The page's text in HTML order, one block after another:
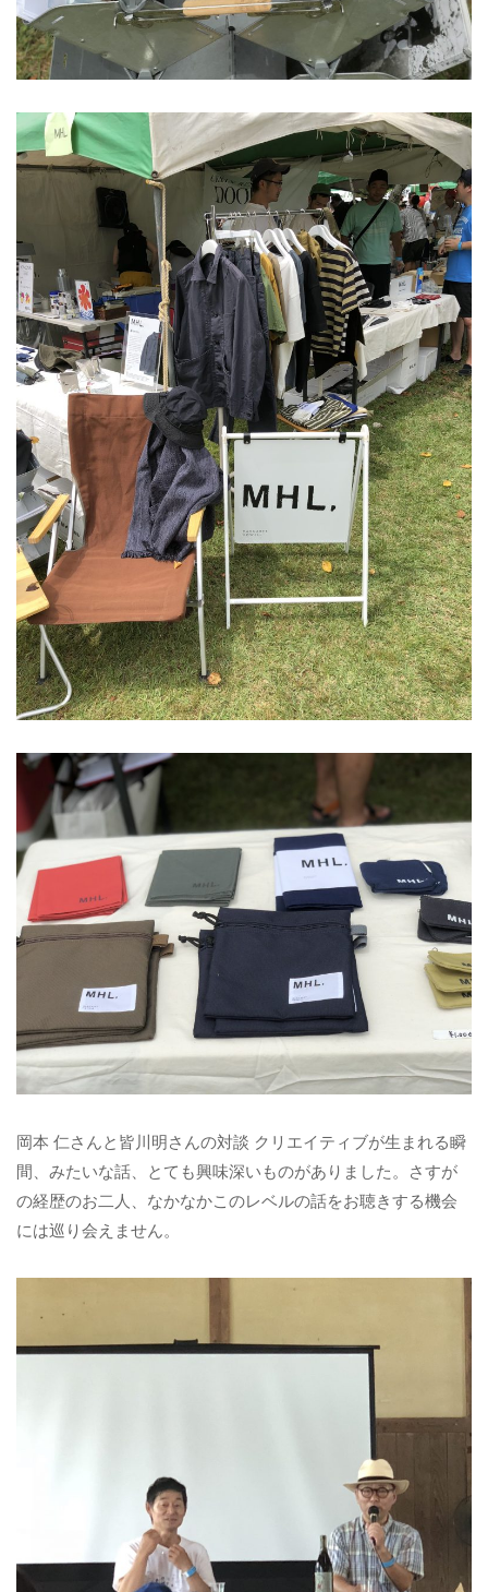
岡本 仁さんと皆川明さんの対談 クリエイティブが生まれる瞬
間、みたいな話、とても興味深いものがありました。さすが
の経歴のお二人、なかなかこのレベルの話をお聴きする機会
には巡り会えません。